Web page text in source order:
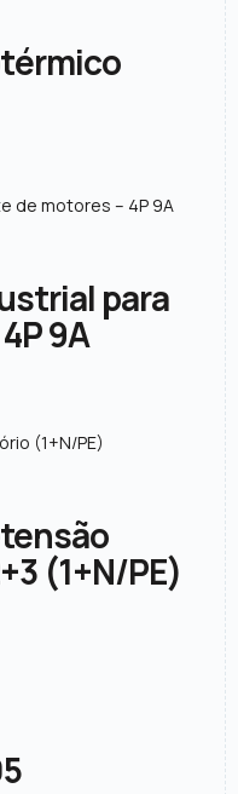
para
9A
(1+N/PE)